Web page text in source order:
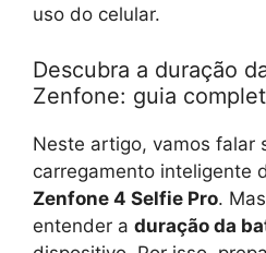
uso do celular.
Descubra a duração
Zenfone: guia
Neste artigo, vamos falar
carregamento inteligente
Zenfone 4 Selfie Pro.
entender a duração da